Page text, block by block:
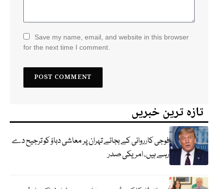
Save my name, email, and website in this browser
for the next time I comment.
تازہ ترین خبریں
فوجی کارروائی کے بجائے تہران پر معاشی دباؤ کو ترجیح دے
رہے ہیں، امریکی صدر